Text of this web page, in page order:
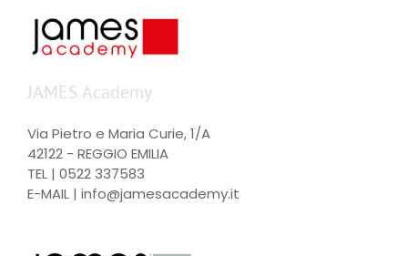
JAMES Academy
Via Pietro e Maria Curie, 1/A
42122 - REGGIO EMILIA
TEL | 0522 337583
E-MAIL | info@jamesacademy.it